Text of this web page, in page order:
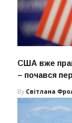
США вже
– почався
By Світлана